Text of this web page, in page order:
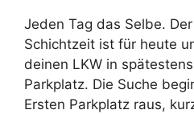
Jeden Tag das Selbe.
Schichtzeit ist für heute
deinen LKW in
Parkplatz. Die Suche
Ersten Parkplatz raus,